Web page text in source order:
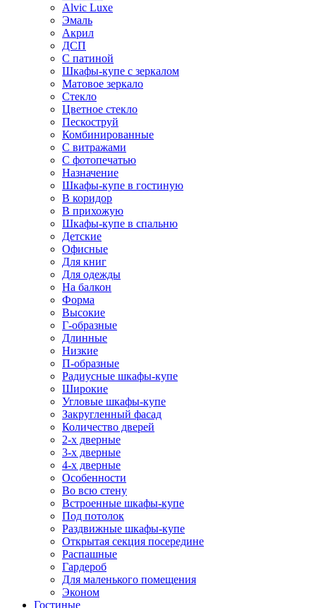
Alvic Luxe
Эмаль
Акрил
ДСП
С патиной
Шкафы-купе с зеркалом
Матовое зеркало
Стекло
Цветное стекло
Пескоструй
Комбинированные
С витражами
С фотопечатью
Назначение
Шкафы-купе в гостиную
В коридор
В прихожую
Шкафы-купе в спальню
Детские
Офисные
Для книг
Для одежды
На балкон
Форма
Высокие
Г-образные
Длинные
Низкие
П-образные
Радиусные шкафы-купе
Широкие
Угловые шкафы-купе
Закругленный фасад
Количество дверей
2-х дверные
3-х дверные
4-х дверные
Особенности
Во всю стену
Встроенные шкафы-купе
Под потолок
Раздвижные шкафы-купе
Открытая секция посередине
Распашные
Гардероб
Для маленького помещения
Эконом
Гостиные